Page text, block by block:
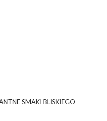
SMAKI BLISKIEGO